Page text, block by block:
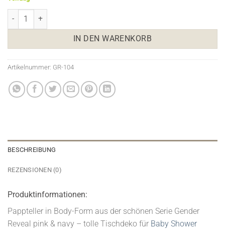
Pappteller Gender Reveal pink & navy Menge
IN DEN WARENKORB
Artikelnummer: GR-104
BESCHREIBUNG
REZENSIONEN (0)
Produktinformationen:
Pappteller in Body-Form aus der schönen Serie Gender
Reveal pink & navy – tolle Tischdeko für Baby Shower